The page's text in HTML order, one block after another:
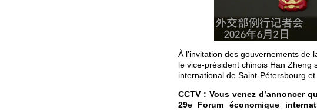
À l’invitation des gouvernements
le vice-président chinois Han
international de Saint-Pétersbourg
CCTV : Vous venez d’annoncer
29e Forum économique